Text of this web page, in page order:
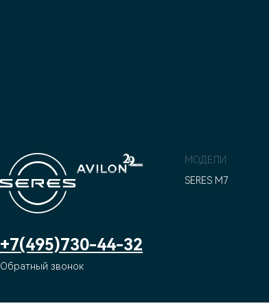
+7(495)730-44-32
Обратный звонок
МОДЕЛИ
SERES M7